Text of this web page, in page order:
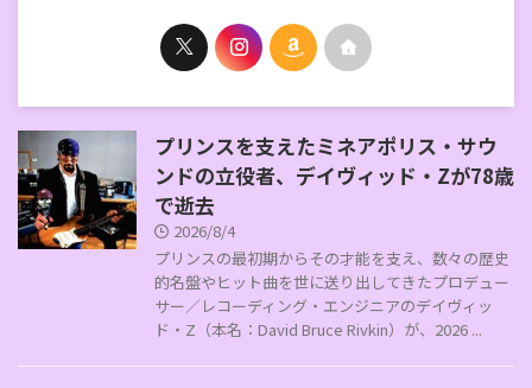
プリンスを支えたミネアポリス・サウ
ンドの立役者、デイヴィッド・Zが78歳
で逝去
2026/8/4
プリンスの最初期からその才能を支え、数々の歴史
的名盤やヒット曲を世に送り出してきたプロデュー
サー／レコーディング・エンジニアのデイヴィッ
ド・Z（本名：David Bruce Rivkin）が、2026 ...